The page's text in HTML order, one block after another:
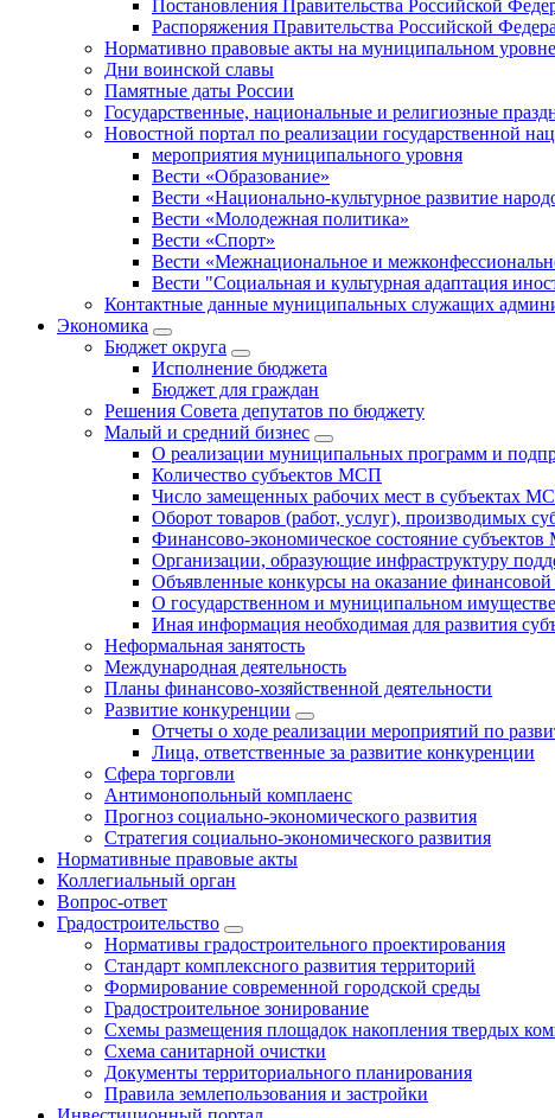
Постановления Правительства Российской
Распоряжения Правительства Российской
Нормативно правовые акты на муниципальном
Дни воинской славы
Памятные даты России
Государственные, национальные и религиозные
Новостной портал по реализации государственной
мероприятия муниципального уровня
Вести «Образование»
Вести «Национально-культурное развитие
Вести «Молодежная политика»
Вести «Спорт»
Вести «Межнациональное и
Вести "Социальная и культурная адаптация
Контактные данные муниципальных служащих
Экономика
Бюджет округa
Исполнение бюджета
Бюджет для граждан
Решения Совета депутатов по бюджету
Малый и средний бизнес
О реализации муниципальных программ и
Количество субъектов МСП
Число замещенных рабочих мест в субъектах
Оборот товаров (работ, услуг), производимых
Финансово-экономическое состояние
Организации, образующие инфраструктуру
Объявленные конкурсы на оказание
О государственном и муниципальном
Иная информация необходимая для развития
Неформальная занятость
Международная деятельность
Планы финансово-хозяйственной деятельности
Развитие конкуренции
Отчеты о ходе реализации мероприятий по
Лица, ответственные за развитие конкуренции
Сфера торговли
Антимонопольный комплаенс
Прогноз социально-экономического развития
Стратегия социально-экономического развития
Нормативные правовые акты
Коллегиальный орган
Вопрос-ответ
Градостроительство
Нормативы градостроительного проектирования
Стандарт комплексного развития территорий
Формирование современной городской среды
Градостроительное зонирование
Схемы размещения площадок накопления твердых
Схема санитарной очистки
Документы территориального планирования
Правила землепользования и застройки